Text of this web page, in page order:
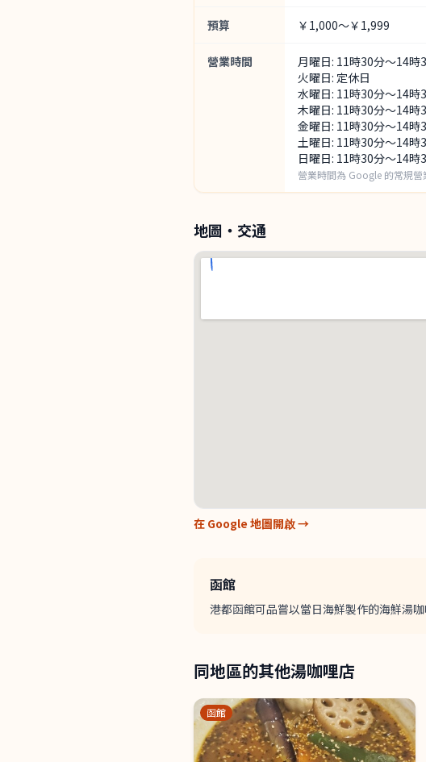
預算 ￥1,000～￥1,999
營業時間
月曜日: 11時30分～14時
火曜日: 定休日
水曜日: 11時30分～14時
木曜日: 11時30分～14時
金曜日: 11時30分～14時
土曜日: 11時30分～14時
日曜日: 11時30分～14時
營業時間為 Google 的常規營
地圖・交通
在 Google 地圖開啟 →
函館
港都函館可品嘗以當日海鮮製作的海鮮湯
同地區的其他湯咖哩店
函館